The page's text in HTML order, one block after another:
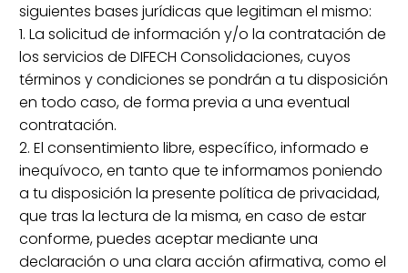
siguientes bases jurídicas que legitiman el mismo:
1. La solicitud de información y/o la contratación de
los servicios de DIFECH Consolidaciones, cuyos
términos y condiciones se pondrán a tu disposición
en todo caso, de forma previa a una eventual
contratación.
2. El consentimiento libre, específico, informado e
inequívoco, en tanto que te informamos poniendo
a tu disposición la presente política de privacidad,
que tras la lectura de la misma, en caso de estar
conforme, puedes aceptar mediante una
declaración o una clara acción afirmativa, como el